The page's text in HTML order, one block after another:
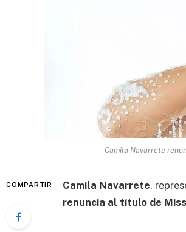
Camila Navarrete
COMPARTIR Camila Navarrete,
renuncia al título de